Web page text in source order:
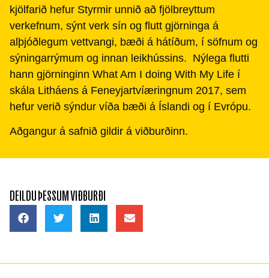
kjölfarið hefur Styrmir unnið að fjölbreyttum
verkefnum, sýnt verk sín og flutt gjörninga á
alþjóðlegum vettvangi, bæði á hátíðum, í söfnum og
sýningarrýmum og innan leikhússins. Nýlega flutti
hann gjörninginn What Am I doing With My Life í
skála Litháens á Feneyjartvíæringnum 2017, sem
hefur verið sýndur víða bæði á Íslandi og í Evrópu.
Aðgangur á safnið gildir á viðburðinn.
DEILDU ÞESSUM VIÐBURÐI